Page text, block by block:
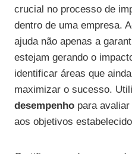
crucial no processo de
dentro de uma empresa.
ajuda não apenas a
estejam gerando o
identificar áreas que
maximizar o sucesso.
desempenho para
aos objetivos